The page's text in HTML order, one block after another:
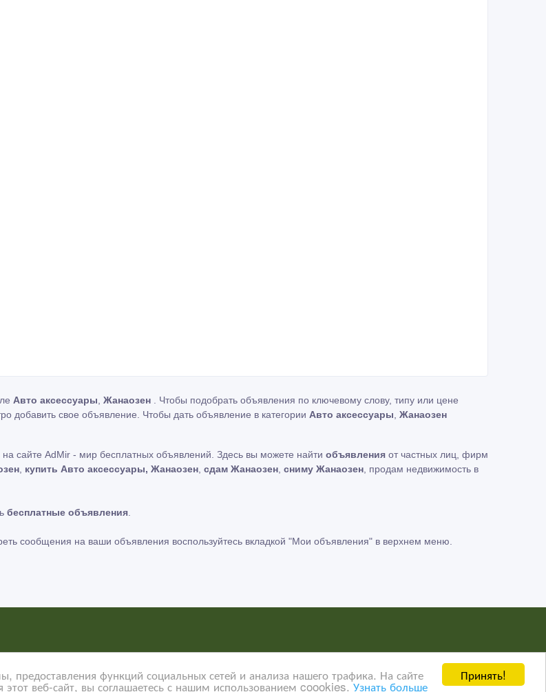
Принять!
функций социальных сетей и анализа нашего трафика. На сайте
этот веб-сайт, вы соглашаетесь с нашим использованием coookies.Узнать больше
Авто аксессуары, Жанаозен . Чтобы подобрать объявления по ключевому слову, типу или цене
добавить свое объявление. Чтобы дать объявление в категории Авто аксессуары, Жанаозен
на сайте AdMir - мир бесплатных объявлений. Здесь вы можете найти объявления от частных лиц, фирм
, купить Авто аксессуары, Жанаозен, сдам Жанаозен, сниму Жанаозен, продам недвижимость в
бесплатные объявления.
сообщения на ваши объявления воспользуйтесь вкладкой "Мои объявления" в верхнем меню.
объявлений.
передаем личную информацию зарегистрированных пользователей сайта AdMir третьим лицам. Мы
ссылается AdMir.